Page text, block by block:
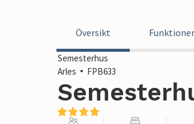
Översikt Funktioner
Semesterhus
Arles
FPB633